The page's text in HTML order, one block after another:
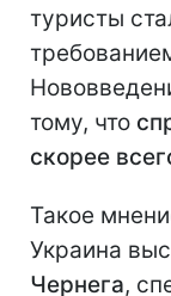
туристы
тому, что
скорее
Такое
Украина
Чернега,